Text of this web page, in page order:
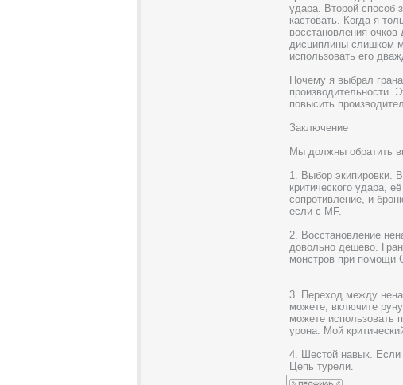
удара. Второй способ
кастовать. Когда я
восстановления
дисциплины слишком
использовать его
Почему я выбрал
производительности.
повысить
Заключение
Мы должны обратить
1. Выбор экипировки.
критического удара,
сопротивление, и
если с MF.
2. Восстановление
довольно дешево.
монстров при помощи
3. Переход между
можете, включите
можете использовать
урона. Мой
4. Шестой навык. Если
Цепь турели.